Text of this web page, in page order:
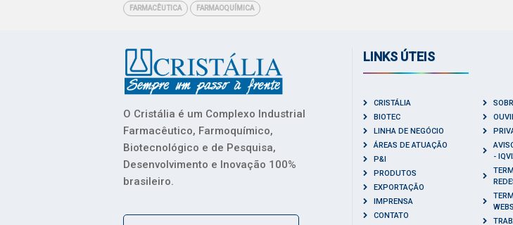
FARMACÊUTICA FARMAOQUÍMICA
O Cristália é um Complexo Industrial
Farmacêutico, Farmoquímico,
Biotecnológico e de Pesquisa,
Desenvolvimento e Inovação 100%
brasileiro.
LINKS ÚTEIS
CRISTÁLIA
BIOTEC
LINHA DE NEGÓCIO
ÁREAS DE ATUAÇÃO
P&I
PRODUTOS
EXPORTAÇÃO
IMPRENSA
CONTATO
-